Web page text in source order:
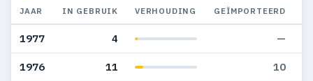
JAAR IN GEBRUIK VERHOUDING GEÏMPORTEERD
1977 4 —
1976 11 10